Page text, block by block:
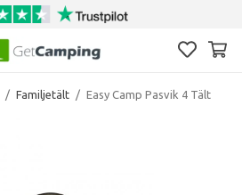
/ Familjetält / Easy Camp Pasvik 4 Tält